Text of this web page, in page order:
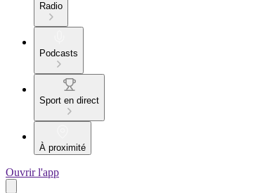
Radio
Podcasts
Sport en direct
À proximité
Ouvrir l'app